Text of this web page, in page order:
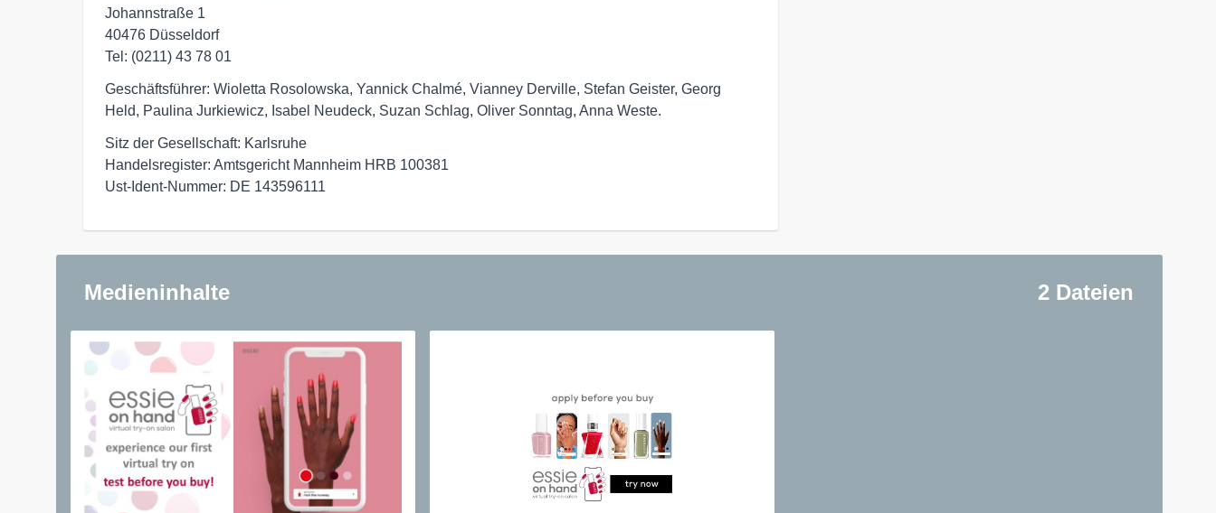
Johannstraße 1
40476 Düsseldorf
Tel: (0211) 43 78 01
Geschäftsführer: Wioletta Rosolowska, Yannick Chalmé, Vianney Derville, Stefan Geister, Georg
Held, Paulina Jurkiewicz, Isabel Neudeck, Suzan Schlag, Oliver Sonntag, Anna Weste.
Sitz der Gesellschaft: Karlsruhe
Handelsregister: Amtsgericht Mannheim HRB 100381
Ust-Ident-Nummer: DE 143596111
Medieninhalte 2 Dateien